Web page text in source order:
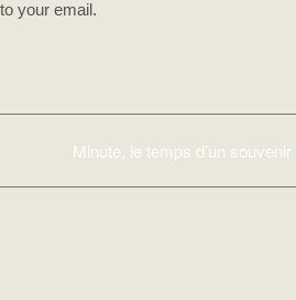
your email.
Minute, le temps d’un souvenir